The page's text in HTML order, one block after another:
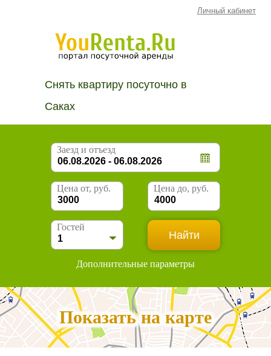
Личный кабинет
Снять квартиру посуточно в
Саках
Заезд и отъезд
Цена от, руб. Цена до, руб.
Гостей
Дополнительные параметры
Показать на карте